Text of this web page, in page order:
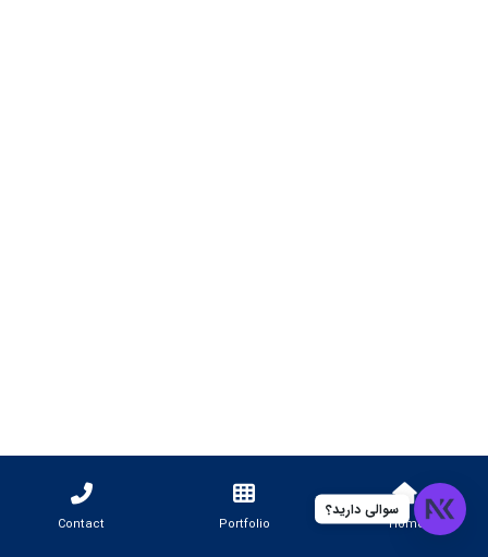
Home
Portfolio
Contact
سوالی دارید؟